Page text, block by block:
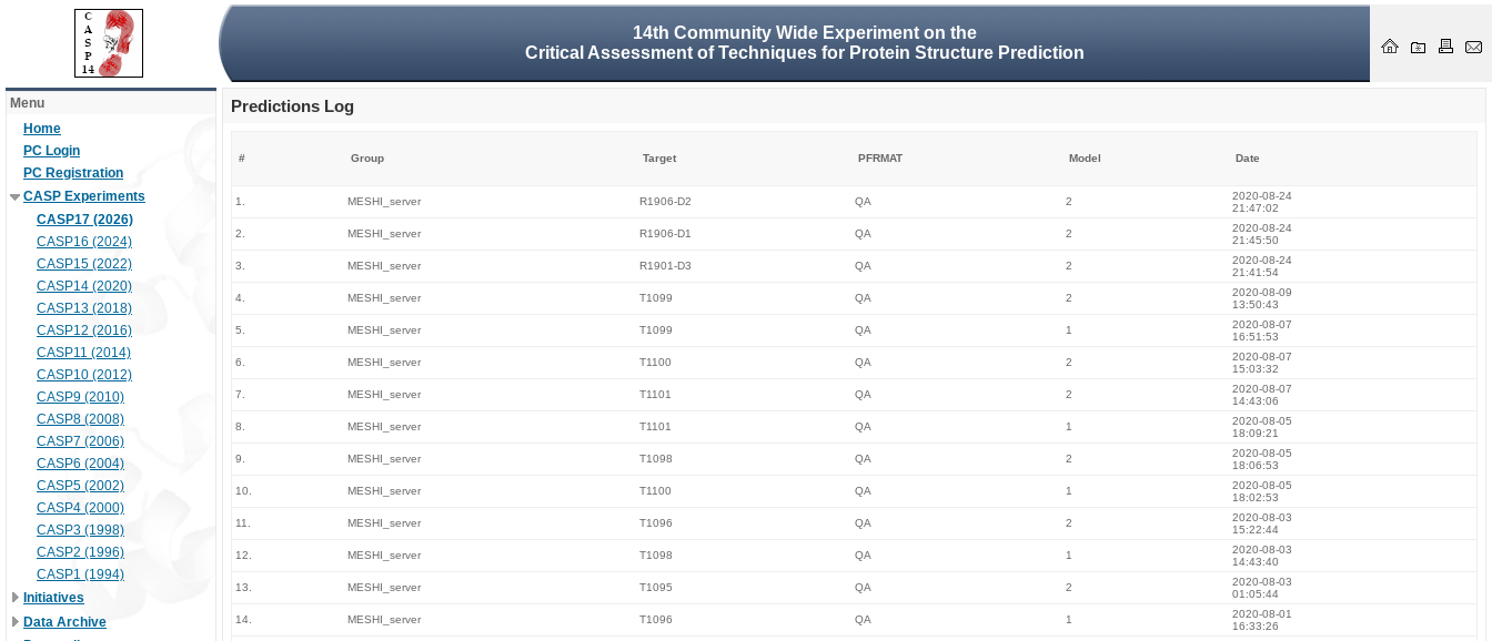
14th Community Wide Experiment on the
Critical Assessment of Techniques for Protein Structure Prediction
Menu
Home
PC Login
PC Registration
CASP Experiments
CASP17 (2026)
CASP16 (2024)
CASP15 (2022)
CASP14 (2020)
CASP13 (2018)
CASP12 (2016)
CASP11 (2014)
CASP10 (2012)
CASP9 (2010)
CASP8 (2008)
CASP7 (2006)
CASP6 (2004)
CASP5 (2002)
CASP4 (2000)
CASP3 (1998)
CASP2 (1996)
CASP1 (1994)
Initiatives
Data Archive
Predictions Log
# Group Target PFRMAT Model Date
1. MESHI_server R1906-D2 QA 2
2020-08-24
21:47:02
2. MESHI_server R1906-D1 QA 2
2020-08-24
21:45:50
3. MESHI_server R1901-D3 QA 2
2020-08-24
21:41:54
4. MESHI_server T1099 QA 2
2020-08-09
13:50:43
5. MESHI_server T1099 QA 1
2020-08-07
16:51:53
6. MESHI_server T1100 QA 2
2020-08-07
15:03:32
7. MESHI_server T1101 QA 2
2020-08-07
14:43:06
8. MESHI_server T1101 QA 1
2020-08-05
18:09:21
9. MESHI_server T1098 QA 2
2020-08-05
18:06:53
10. MESHI_server T1100 QA 1
2020-08-05
18:02:53
11. MESHI_server T1096 QA 2
2020-08-03
15:22:44
12. MESHI_server T1098 QA 1
2020-08-03
14:43:40
13. MESHI_server T1095 QA 2
2020-08-03
01:05:44
14. MESHI_server T1096 QA 1
2020-08-01
16:33:26